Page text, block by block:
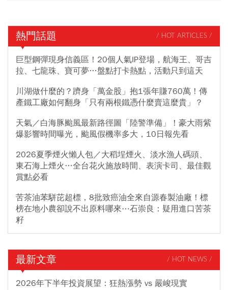
熱門話題 / HOT ARTICLES /
巨型鋼彈現身信義區！20個人氣IP登場，航海王、哥吉
拉、七龍珠、寶可夢…盤點打卡熱點，活動只到這天
川湖做什麼的？躋身「萬金股」抱1張年賺760萬！傳
產鐵工廠如何翻身「只有兩根鐵憑什麼賣這麼貴」？
天氣／白海豚颱風最新路徑圖「陸警準備」！豪大雨紫
爆影響時間曝光，颱風假機率多大，10日報先看
2026夏季煙火懶人包／大稻埕煙火、淡水漁人碼頭、
東石海上煙火…全台花火施放時間、表演卡司、最佳觀
賞點必看
苦茶油苯駢芘超標，8批致癌油全來自源春製油廠！標
榜在地小農卻說不出原料哪來⋯石崇良：疑用進口苦茶
籽
最新文章 / HOT NEWS /
2026年下半年投資展望：狂熱漲勢 vs 嚴峻現實